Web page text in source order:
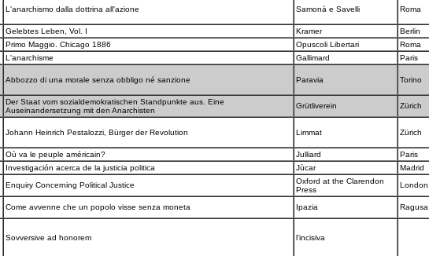
L'anarchismo dalla dottrina all'azione Samonà e Savelli Roma
Gelebtes Leben, Vol. I Kramer Berlin
Primo Maggio. Chicago 1886 Opuscoli Libertari Roma
L'anarchisme Gallimard Paris
Abbozzo di una morale senza obbligo né sanzione Paravia Torino
Der Staat vom sozialdemokratischen Standpunkte aus. Eine
Auseinandersetzung mit den Anarchisten
Grütliverein Zürich
Johann Heinrich Pestalozzi, Bürger der Revolution Limmat Zürich
Où va le peuple américain? Julliard Paris
Investigación acerca de la justicia politica Jùcar Madrid
Enquiry Concerning Political Justice
Oxford at the Clarendon
Press
London
Come avvenne che un popolo visse senza moneta Ipazia Ragusa
Sovversive ad honorem l'incisiva